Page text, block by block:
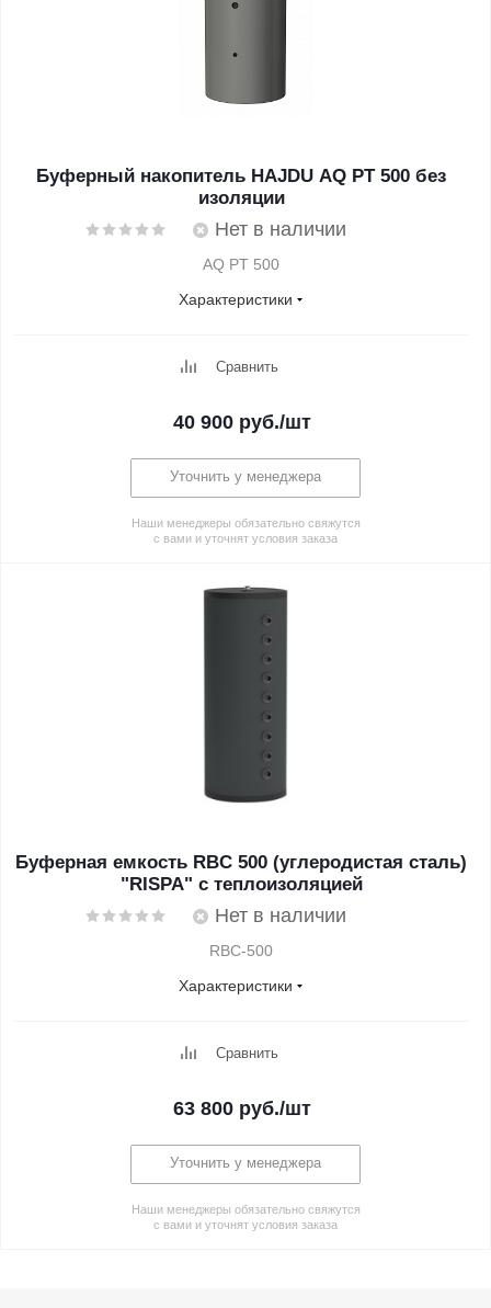
Буферный накопитель HAJDU AQ PT 500 без
изоляции
Нет в наличии
AQ PT 500
Характеристики
Сравнить
40 900руб./шт
Уточнить у менеджера
Наши менеджеры обязательно свяжутся
с вами и уточнят условия заказа
Буферная емкость RBС 500 (углеродистая сталь)
"RISPA" с теплоизоляцией
Нет в наличии
RBC-500
Характеристики
Сравнить
63 800руб./шт
Уточнить у менеджера
Наши менеджеры обязательно свяжутся
с вами и уточнят условия заказа